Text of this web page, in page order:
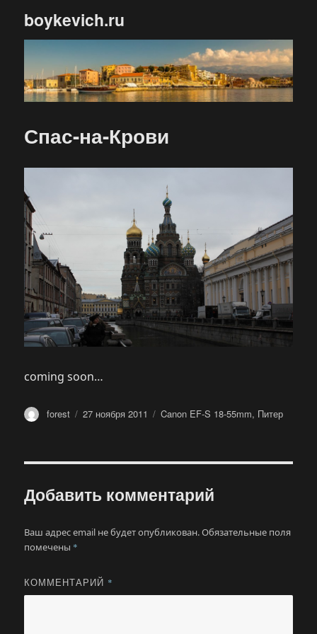
boykevich.ru
Спас-на-Крови
coming soon…
Автор
forest Опубликовано
27 ноября 2011 Метки
Canon EF-S 18-55mm, Питер
Добавить комментарий
Ваш адрес email не будет опубликован.Обязательные поля
помечены *
КОММЕНТАРИЙ *